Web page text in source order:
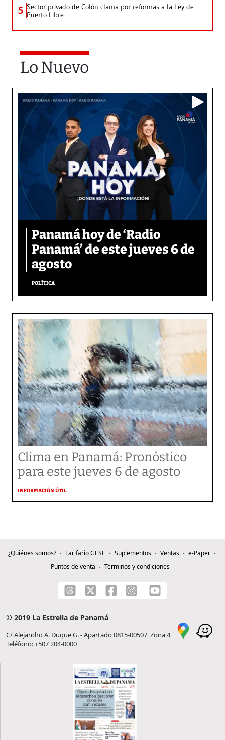
5 Sector privado de Colón clama por reformas a la Ley de
Puerto Libre
Lo Nuevo
Panamá hoy de ‘Radio
Panamá’ de este jueves 6 de
agosto
POLÍTICA
Clima en Panamá: Pronóstico
para este jueves 6 de agosto
INFORMACIÓN ÚTIL
¿Quiénes somos? Tarifario GESE Suplementos Ventas
e-Paper
Puntos de venta
Términos y condiciones
© 2019 La Estrella de Panamá
C/ Alejandro A. Duque G. - Apartado 0815-00507, Zona 4
Teléfono: +507 204-0000